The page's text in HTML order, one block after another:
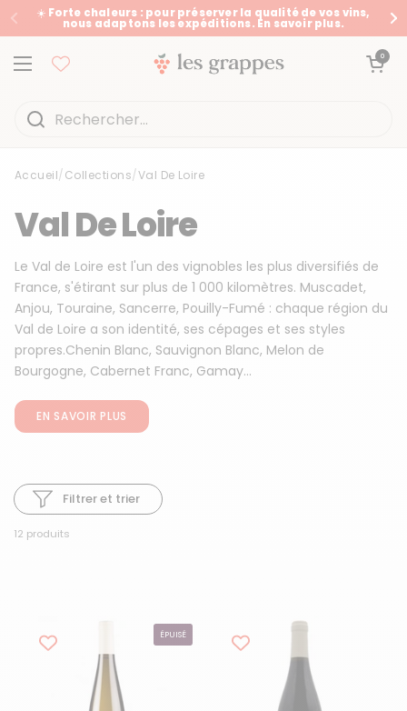
Passer au contenu
Précédent
☀️ Forte chaleurs : pour préserver la qualité de vos vins,
nous adaptons les expéditions. En savoir plus.
Ouvrir le menu
Ouvrir le panier
0
Accueil
Accueil/Collections/Val De Loire
Val De Loire
Le Val de Loire est l'un des vignobles les plus diversifiés de
France, s'étirant sur plus de 1 000 kilomètres. Muscadet,
Anjou, Touraine, Sancerre, Pouilly-Fumé : chaque région du
Val de Loire a son identité, ses cépages et ses styles
propres.Chenin Blanc, Sauvignon Blanc, Melon de
Bourgogne, Cabernet Franc, Gamay...
EN SAVOIR PLUS
12 produits
Filtrer et trier
ÉPUISÉ